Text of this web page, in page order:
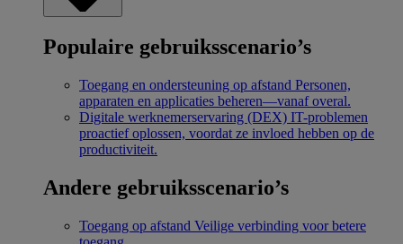
Populaire gebruiksscenario’s
Toegang en ondersteuning op afstand Personen,
apparaten en applicaties beheren—vanaf overal.
Digitale werknemerservaring (DEX) IT-problemen
proactief oplossen, voordat ze invloed hebben op de
productiviteit.
Andere gebruiksscenario’s
Toegang op afstand Veilige verbinding voor betere